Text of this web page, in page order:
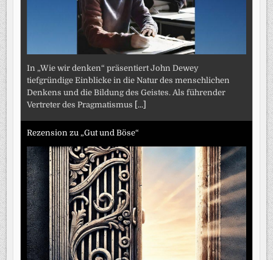
In „Wie wir denken“ präsentiert John Dewey
tiefgründige Einblicke in die Natur des menschlichen
Denkens und die Bildung des Geistes. Als führender
Vertreter des Pragmatismus [...]
Rezension zu „Gut und Böse“